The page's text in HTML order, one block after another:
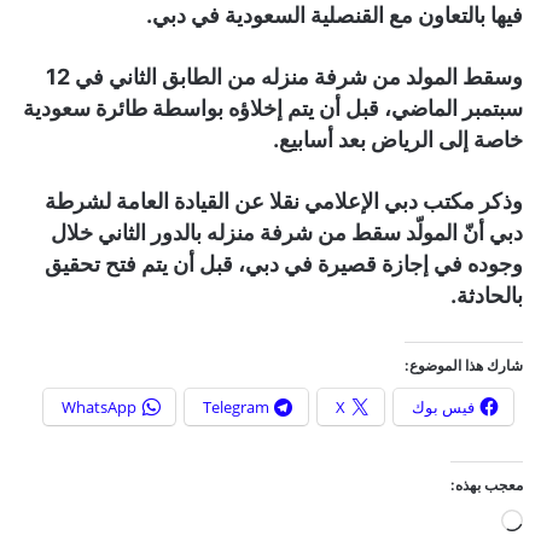
فيها بالتعاون مع القنصلية السعودية في دبي.
وسقط المولد من شرفة منزله من الطابق الثاني في 12
سبتمبر الماضي، قبل أن يتم إخلاؤه بواسطة طائرة سعودية
خاصة إلى الرياض بعد أسابيع.
وذكر مكتب دبي الإعلامي نقلا عن القيادة العامة لشرطة
دبي أنّ المولّد سقط من شرفة منزله بالدور الثاني خلال
وجوده في إجازة قصيرة في دبي، قبل أن يتم فتح تحقيق
بالحادثة.
شارك هذا الموضوع:
فيس بوك X
Telegram
WhatsApp
معجب بهذه: